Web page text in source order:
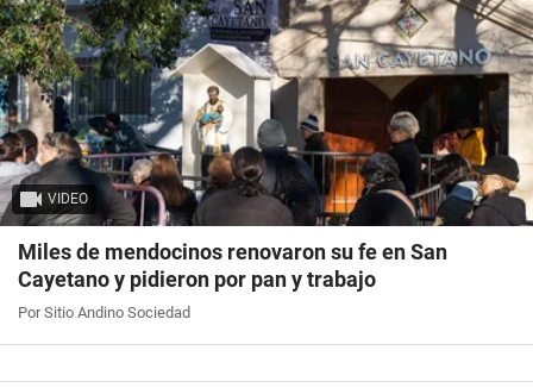
VIDEO
Miles de mendocinos renovaron su fe en San
Cayetano y pidieron por pan y trabajo
Por Sitio Andino Sociedad